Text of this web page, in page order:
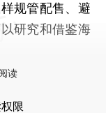
规管配售、避
研究和借鉴海
读
限